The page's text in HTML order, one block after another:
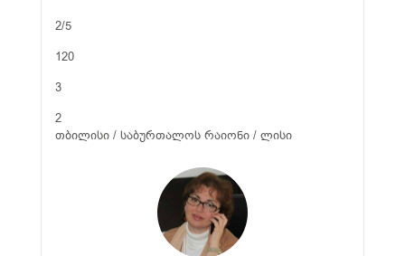
2/5
120
3
2
თბილისი / საბურთალოს რაიონი / ლისი